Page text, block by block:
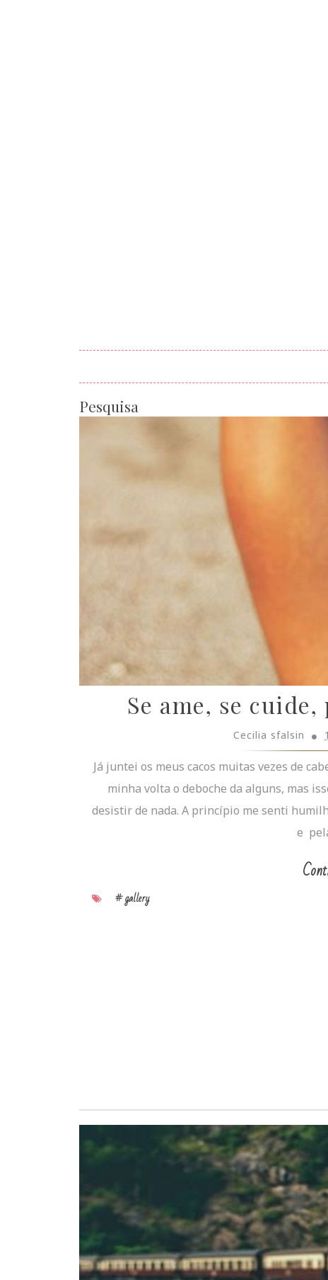
Pesquisa
Se ame, se
Cecilia sfalsin
Já juntei os meus cacos muitas vezes de
minha volta o deboche da alguns, mas
desistir de nada. A princípio me senti
e
# gallery